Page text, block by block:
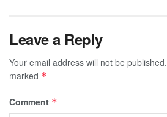
Leave a Reply
Your email address will not be published.
marked *
Comment *